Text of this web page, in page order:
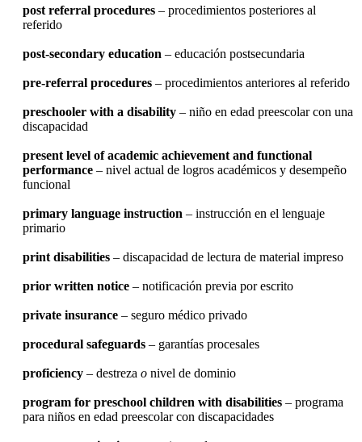
post referral procedures – procedimientos posteriores al
referido
post-secondary education – educación postsecundaria
pre-referral procedures – procedimientos anteriores al referido
preschooler with a disability – niño en edad preescolar con una
discapacidad
present level of academic achievement and functional
performance – nivel actual de logros académicos y desempeño
funcional
primary language instruction – instrucción en el lenguaje
primario
print disabilities – discapacidad de lectura de material impreso
prior written notice – notificación previa por escrito
private insurance – seguro médico privado
procedural safeguards – garantías procesales
proficiency – destreza o nivel de dominio
program for preschool children with disabilities – programa
para niños en edad preescolar con discapacidades